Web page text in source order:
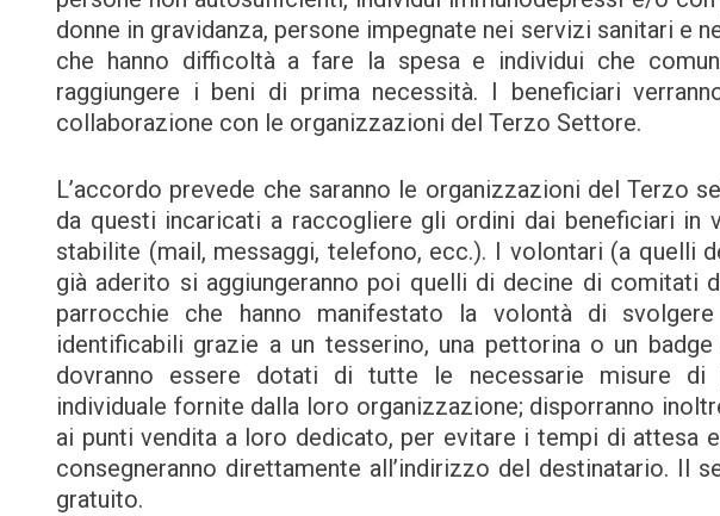
donne in gravidanza, persone impegnate nei servizi sanitari e
che hanno difficoltà a fare la spesa e individui che
raggiungere i beni di prima necessità. I beneficiari
collaborazione con le organizzazioni del Terzo Settore.
L’accordo prevede che saranno le organizzazioni del Terzo
da questi incaricati a raccogliere gli ordini dai beneficiari in
stabilite (mail, messaggi, telefono, ecc.). I volontari (a quelli
già aderito si aggiungeranno poi quelli di decine di comitati
parrocchie che hanno manifestato la volontà di
identificabili grazie a un tesserino, una pettorina o un
dovranno essere dotati di tutte le necessarie misure di
individuale fornite dalla loro organizzazione; disporranno
ai punti vendita a loro dedicato, per evitare i tempi di attesa
consegneranno direttamente all’indirizzo del destinatario. Il
gratuito.